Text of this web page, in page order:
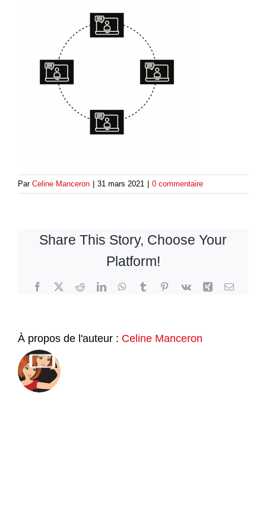
Par Celine Manceron 31 mars 2021 0 commentaire
Share This Story, Choose Your
Platform!
Facebook
TwitterRedditLinkedInWhatsApp
TumblrPinterest
Vk Xing Email
À propos de l'auteur : Celine Manceron